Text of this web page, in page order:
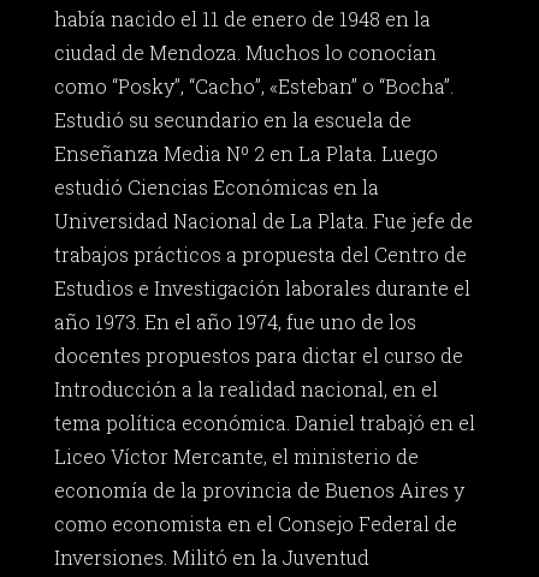
había nacido el 11 de enero de 1948 en la
ciudad de Mendoza. Muchos lo conocían
como “Posky”, “Cacho”, «Esteban” o “Bocha”.
Estudió su secundario en la escuela de
Enseñanza Media Nº 2 en La Plata. Luego
estudió Ciencias Económicas en la
Universidad Nacional de La Plata. Fue jefe de
trabajos prácticos a propuesta del Centro de
Estudios e Investigación laborales durante el
año 1973. En el año 1974, fue uno de los
docentes propuestos para dictar el curso de
Introducción a la realidad nacional, en el
tema política económica. Daniel trabajó en el
Liceo Víctor Mercante, el ministerio de
economía de la provincia de Buenos Aires y
como economista en el Consejo Federal de
Inversiones. Militó en la Juventud